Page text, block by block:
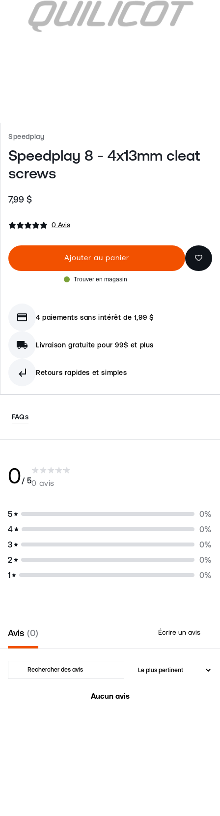
Speedplay
Speedplay 8 - 4x13mm cleat
screws
Prix
7,99 $
0 Avis
Ajouter au panier
Trouver en magasin
credit_card 4 paiements sans intérêt de 1,99 $
local_shipping Livraison gratuite pour 99$ et plus
subdirectory_arrow_left Retours rapides et simples
FAQs
0/ 50 avis
5 0%
4
0%
3
0%
2
0%
1
0%
Écrire un avis
Avis 0
Aucun avis